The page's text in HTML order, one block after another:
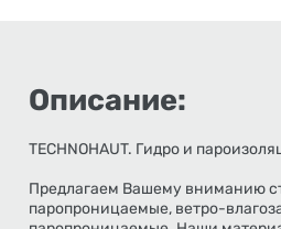
Описание:
TECHNOHAUT. Гидро и
Предлагаем Вашему вниманию
паропроницаемые, ветро-